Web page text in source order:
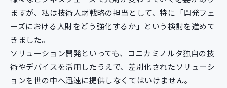
ますが、私は技術人財戦略の担当として、特に「開発フェ
ーズにおける人財をどう強化するか」という検討を進めて
きました。
ソリューション開発といっても、コニカミノルタ独自の技
術やデバイスを活用したうえで、差別化されたソリューシ
ョンを世の中へ迅速に提供しなくてはいけません。